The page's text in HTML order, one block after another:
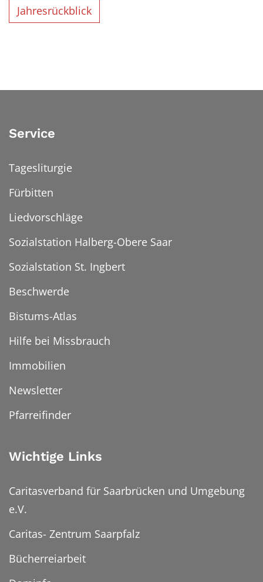
Jahresrückblick
Service
Tagesliturgie
Fürbitten
Liedvorschläge
Sozialstation Halberg-Obere Saar
Sozialstation St. Ingbert
Beschwerde
Bistums-Atlas
Hilfe bei Missbrauch
Immobilien
Newsletter
Pfarreifinder
Wichtige Links
Caritasverband für Saarbrücken und Umgebung
e.V.
Caritas- Zentrum Saarpfalz
Bücherreiarbeit